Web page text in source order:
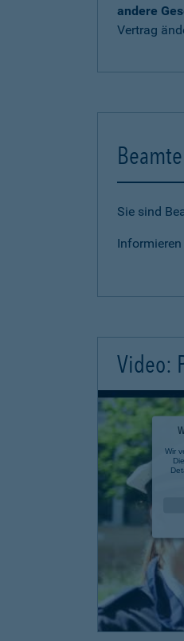
andere
Vertrag
Sie sind
Video:
Wir